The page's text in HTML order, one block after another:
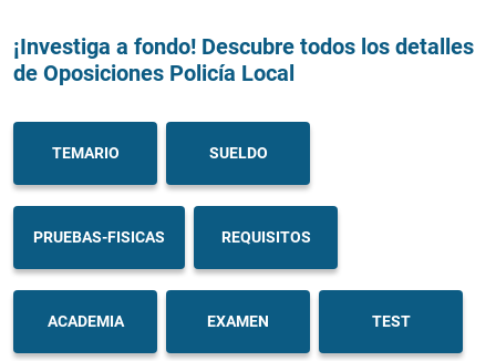
¡Investiga a fondo! Descubre todos los detalles
de Oposiciones Policía Local
TEMARIO SUELDO
PRUEBAS-FISICAS REQUISITOS
ACADEMIA EXAMEN TEST